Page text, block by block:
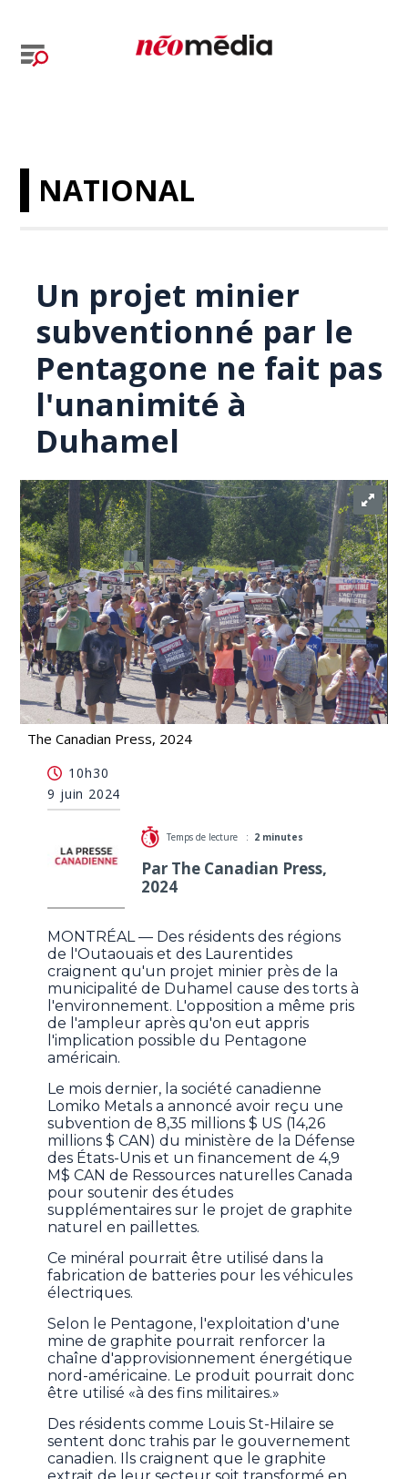
NATIONAL
Un projet minier
subventionné par le
Pentagone ne fait pas
l'unanimité à
Duhamel
The Canadian Press, 2024
ne fait pas l'unanimité à Duhamel
10h30
9 juin 2024
Temps de lecture : 2 minutes
Par The Canadian Press,
2024
MONTRÉAL — Des résidents des régions
de l'Outaouais et des Laurentides
craignent qu'un projet minier près de la
municipalité de Duhamel cause des torts à
l'environnement. L'opposition a même pris
de l'ampleur après qu'on eut appris
l'implication possible du Pentagone
américain.
Le mois dernier, la société canadienne
Lomiko Metals a annoncé avoir reçu une
subvention de 8,35 millions $ US (14,26
millions $ CAN) du ministère de la Défense
des États-Unis et un financement de 4,9
M$ CAN de Ressources naturelles Canada
pour soutenir des études
supplémentaires sur le projet de graphite
naturel en paillettes.
Ce minéral pourrait être utilisé dans la
fabrication de batteries pour les véhicules
électriques.
Selon le Pentagone, l'exploitation d'une
mine de graphite pourrait renforcer la
chaîne d'approvisionnement énergétique
nord-américaine. Le produit pourrait donc
être utilisé «à des fins militaires.»
Des résidents comme Louis St-Hilaire se
sentent donc trahis par le gouvernement
canadien. Ils craignent que le graphite
extrait de leur secteur soit transformé en